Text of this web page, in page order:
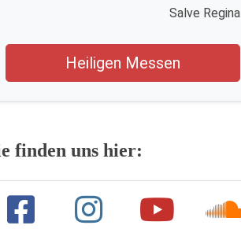
Salve Regina
Heiligen Messen
finden uns hier: